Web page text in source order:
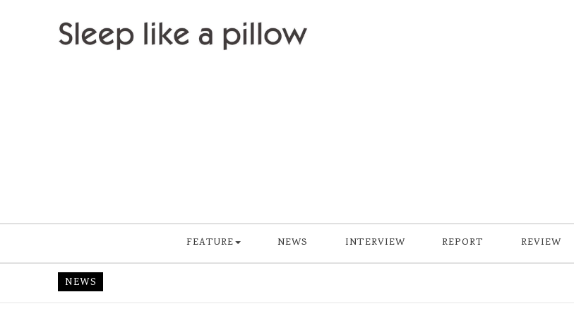
Skip to content
FEATURE NEWS INTERVIEW REPORT REVIEW
NEWS